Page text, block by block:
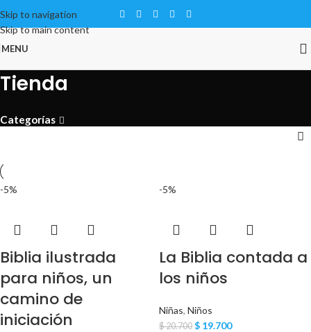
Skip to navigation
Skip to main content
MENU
Tienda
Categorías
-5%
Biblia ilustrada
para niños, un
camino de
iniciación
-5%
La Biblia contada a
los niños
Niñas, Niños
$20.700 $ 19.700